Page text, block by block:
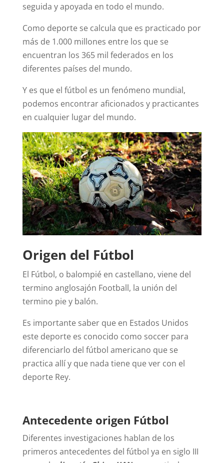
seguida y apoyada en todo el mundo.
Como deporte se calcula que es practicado por
más de 1.000 millones entre los que se
encuentran los 365 mil federados en los
diferentes países del mundo.
Y es que el fútbol es un fenómeno mundial,
podemos encontrar aficionados y practicantes
en cualquier lugar del mundo.
Origen del Fútbol
El Fútbol, o balompié en castellano, viene del
termino anglosajón Football, la unión del
termino pie y balón.
Es importante saber que en Estados Unidos
este deporte es conocido como soccer para
diferenciarlo del fútbol americano que se
practica allí y que nada tiene que ver con el
deporte Rey.
Antecedente origen Fútbol
Diferentes investigaciones hablan de los
primeros antecedentes del fútbol ya en siglo III